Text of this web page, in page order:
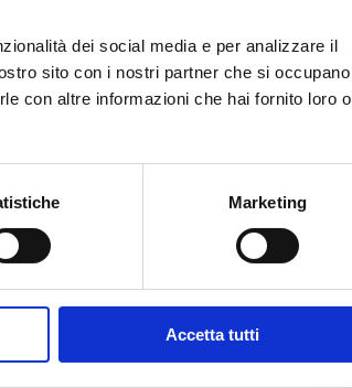
dei social media e per analizzare il
sito con i nostri partner che si occupano
con altre informazioni che hai fornito loro o
Marketing
Accetta tutti
03/2028
€ 603